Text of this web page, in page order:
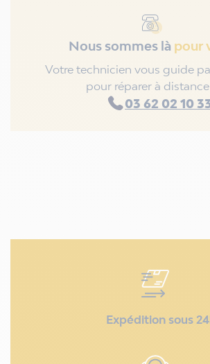
Nous sommes là pour
Votre technicien vous guide
pour réparer à
03 62 02 10
Expédition sous